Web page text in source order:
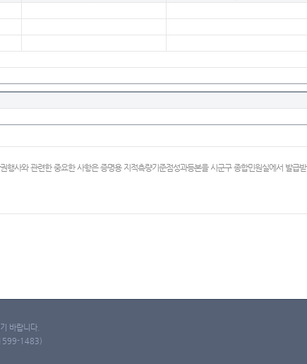
사와 관련한 중요한 사항은 증명용 지적측량기준점성과등본을 시군구 종합민원실에서 발급받
바랍니다.
1599-1483)